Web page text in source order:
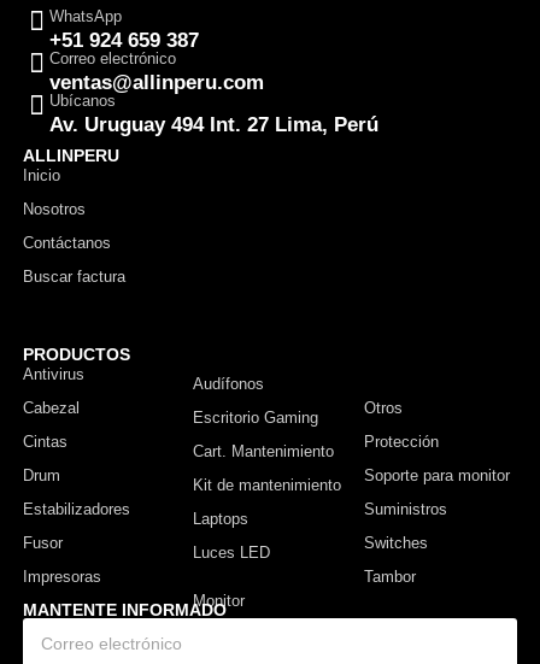
WhatsApp
+51 924 659 387
Correo electrónico
ventas@allinperu.com
Ubícanos
Av. Uruguay 494 Int. 27 Lima, Perú
ALLINPERU
Inicio
Nosotros
Contáctanos
Buscar factura
PRODUCTOS
Antivirus
Cabezal
Cintas
Drum
Estabilizadores
Fusor
Impresoras
Audífonos
Escritorio Gaming
Cart. Mantenimiento
Kit de mantenimiento
Laptops
Luces LED
Otros
Protección
Soporte para monitor
Suministros
Switches
Tambor
MANTENTE INFORMADO